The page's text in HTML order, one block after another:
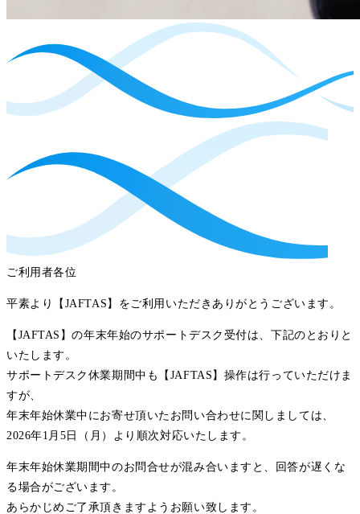
ご利用者各位
平素より【JAFTAS】をご利用いただきありがとうございます。
【JAFTAS】の年末年始のサポートデスク受付は、下記のとおりと
いたします。
サポートデスク休業期間中も【JAFTAS】操作は行っていただけま
すが、
年末年始休業中にお寄せ頂いたお問い合わせに関しましては、
2026年1月5日（月）より順次対応いたします。
年末年始休業期間中のお問合せが混み合いますと、回答が遅くな
る場合がございます。
あらかじめご了承頂きますようお願い致します。